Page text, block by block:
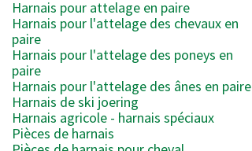
Harnais pour attelage en paire
Harnais pour l'attelage des chevaux en
paire
Harnais pour l'attelage des poneys en
paire
Harnais pour l'attelage des ânes en paire
Harnais de ski joering
Harnais agricole - harnais spéciaux
Pièces de harnais